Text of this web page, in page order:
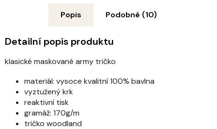
Popis Podobné (10)
Detailní popis produktu
klasické maskované army tričko
materiál: vysoce kvalitní 100% bavlna
vyztužený krk
reaktivní tisk
gramáž: 170g/m
tričko woodland